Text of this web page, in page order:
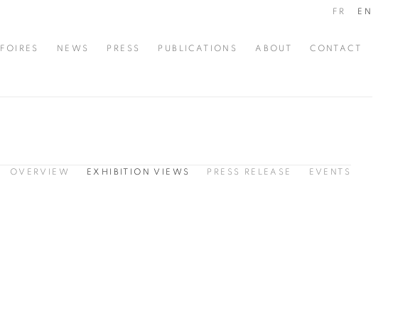
FOIRES NEWS PRESS PUBLICATIONS ABOUT CONTACT
FR EN
OVERVIEW EXHIBITION VIEWS PRESS RELEASE EVENTS